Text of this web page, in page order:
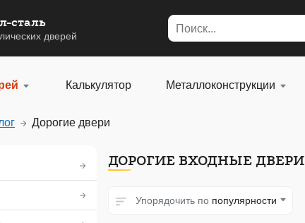
сталь
дверей
Калькулятор Металлоконструкции
Дорогие двери
ДОРОГИЕ ВХОДНЫЕ ДВЕРИ
Упорядочить по популярности